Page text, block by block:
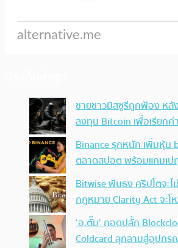
ชายชาวมิสซูรีถูกฟ้อง ห
ลงทุน Bitcoin เพื่อเรียกค่
Binance รุกหนัก เพิ่มหุ้น
ตลาดสปอต พร้อมแคมเ
Bitwise ฟันธง คริปโตจะ
กฎหมาย Clarity Act จะโ
‘อ.ตั๊ม’ ถอดปลั้ก
Coldcard ลุกลามสู่อุปกร